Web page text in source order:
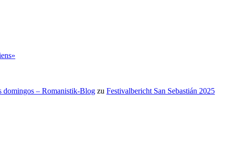
domingos – Romanistik-Blog zu Festivalbericht San Sebastián 2025